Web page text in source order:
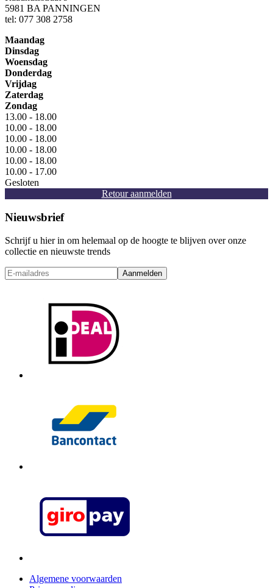
5981 BA PANNINGEN
tel: 077 308 2758
Maandag
Dinsdag
Woensdag
Donderdag
Vrijdag
Zaterdag
Zondag
13.00 - 18.00
10.00 - 18.00
10.00 - 18.00
10.00 - 18.00
10.00 - 18.00
10.00 - 17.00
Gesloten
Retour aanmelden
Nieuwsbrief
Schrijf u hier in om helemaal op de hoogte te blijven over onze
collectie en nieuwste trends
Aanmelden
Algemene voorwaarden